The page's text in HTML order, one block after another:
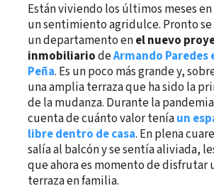
Están viviendo los últimos meses en
un sentimiento agridulce. Pronto se
un departamento enel nuevo
inmobiliariodeArmando Paredes
Peña. Es un poco más grande y,
una amplia terraza que ha sido la
de la mudanza. Durante la
cuenta de cuánto valor teníaun
libre dentro de casa. En plena
salía al balcón y se sentía aliviada,
que ahora es momento de disfrutar
terraza en familia.